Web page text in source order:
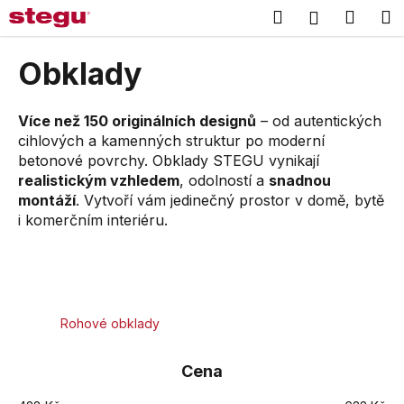
Přejít
na
obsah
HledatPřihlášení
Obklady
Více než 150 originálních designů – od autentických
cihlových a kamenných struktur po moderní
betonové povrchy. Obklady STEGU vynikají
realistickým vzhledem, odolností a snadnou
montáží. Vytvoří vám jedinečný prostor v domě, bytě
i komerčním interiéru.
Rohové obklady
Cena
K
o
o
p
o
t
ř